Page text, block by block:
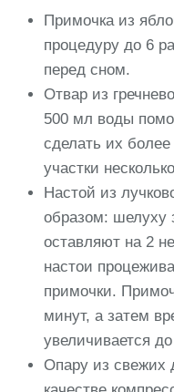
Примочка из
процедуру до 6
перед сном.
Отвар из
500 мл воды
сделать их
участки
Настой из
образом: шелуху
оставляют на 2
настои
примочки.
минут, а затем
увеличивается
Опару из свежих